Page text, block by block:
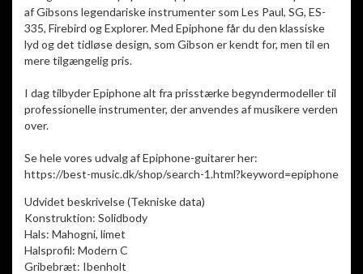
af Gibsons legendariske instrumenter som Les Paul, SG, ES-
335, Firebird og Explorer. Med Epiphone får du den klassiske
lyd og det tidløse design, som Gibson er kendt for, men til en
mere tilgængelig pris.
I dag tilbyder Epiphone alt fra prisstærke begyndermodeller til
professionelle instrumenter, der anvendes af musikere verden
over.
Se hele vores udvalg af Epiphone-guitarer her:
https://best-music.dk/shop/search-1.html?keyword=epiphone
Udvidet beskrivelse (Tekniske data)
Konstruktion: Solidbody
Hals: Mahogni, limet
Halsprofil: Modern C
Gribebræt: Ibenholt